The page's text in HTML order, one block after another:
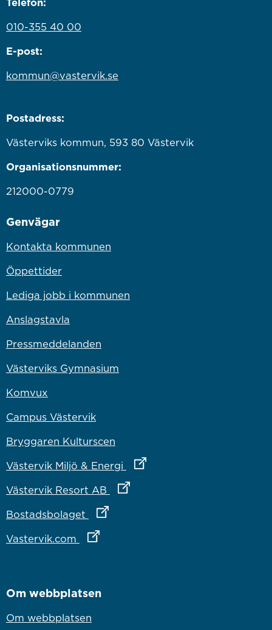
Telefon:
010-355 40 00
E-post:
kommun@vastervik.se
Postadress:
Västerviks kommun, 593 80 Västervik
Organisationsnummer:
212000-0779
Genvägar
Kontakta kommunen
Öppettider
Lediga jobb i kommunen
Anslagstavla
Pressmeddelanden
Västerviks Gymnasium
Komvux
Campus Västervik
Bryggaren Kulturscen
Västervik Miljö & Energi
Länk till annan webbplats
Västervik Resort AB Länk till annan webbplats
Bostadsbolaget Länk till annan webbplats
Vastervik.com Länk till annan webbplats
Om webbplatsen
Om webbplatsen